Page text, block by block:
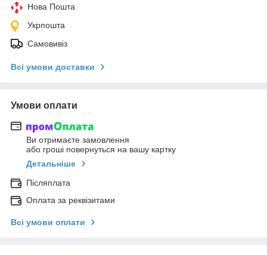
Нова Пошта
Укрпошта
Самовивіз
Всі умови доставки
Умови оплати
Ви отримаєте замовлення
або гроші повернуться на вашу картку
Детальніше
Післяплата
Оплата за реквізитами
Всі умови оплати